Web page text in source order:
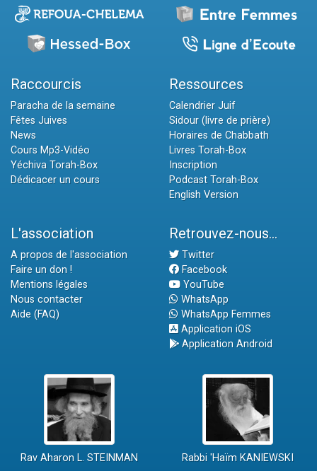
Raccourcis
Paracha de la semaine
Fêtes Juives
News
Cours Mp3-Vidéo
Yéchiva Torah-Box
Dédicacer un cours
Ressources
Calendrier Juif
Sidour (livre de prière)
Horaires de Chabbath
Livres Torah-Box
Inscription
Podcast Torah-Box
English Version
L'association
A propos de l'association
Faire un don !
Mentions légales
Nous contacter
Aide (FAQ)
Retrouvez-nous...
Twitter
Facebook
YouTube
WhatsApp
WhatsApp Femmes
Application iOS
Application Android
Rav Aharon L. STEINMAN Rabbi 'Haïm KANIEWSKI